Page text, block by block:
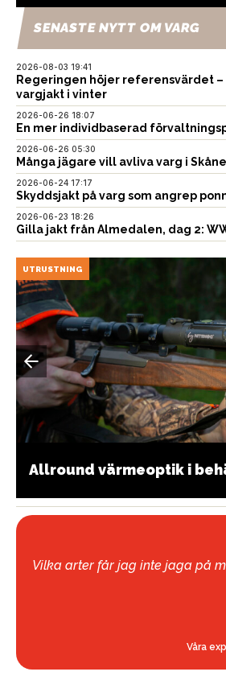
SENASTE NYTT OM VARG
2026-08-03 19:41
Regeringen höjer referensvärdet
vargjakt i vinter
2026-06-26 18:07
En mer individbaserad
2026-06-26 05:30
Många jägare vill avliva varg i Skåne
2026-06-24 17:17
Skyddsjakt på varg som angrep
2026-06-23 18:26
Gilla jakt från Almedalen, dag 2:
UTRUSTNING
Allround värmeoptik i
Vilka arter får jag inte jaga på
Våra